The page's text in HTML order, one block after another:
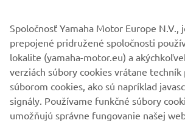
XMAX 300 / 125 Authority
Presnosť a kontrola pre mestské
ČÍTAŤ VIAC
Spoločnosť Yamaha Motor Europe N.V.,
prepojené pridružené spoločnosti
lokalite (yamaha-motor.eu) a
verziách súbory cookies vrátane techník
súborom cookies, ako sú napríklad
signály. Používame funkčné súbory
umožňujú správne fungovanie našej